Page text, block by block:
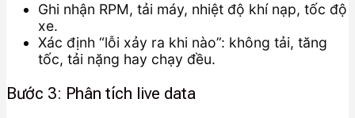
Ghi nhận RPM, tải máy, nhiệt độ khí nạp, tốc độ
xe.
Xác định “lỗi xảy ra khi nào”: không tải, tăng
tốc, tải nặng hay chạy đều.
Bước 3: Phân tích live data